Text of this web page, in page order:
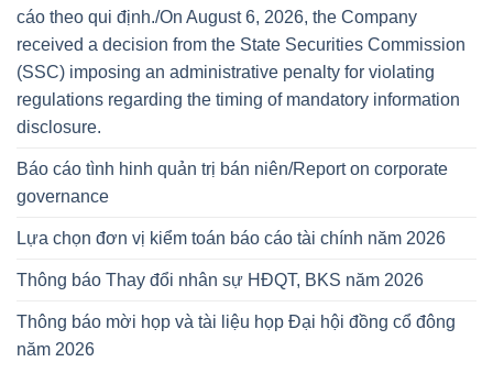
cáo theo qui định./On August 6, 2026, the Company
received a decision from the State Securities Commission
(SSC) imposing an administrative penalty for violating
regulations regarding the timing of mandatory information
disclosure.
Báo cáo tình hinh quản trị bán niên/Report on corporate
governance
Lựa chọn đơn vị kiểm toán báo cáo tài chính năm 2026
Thông báo Thay đổi nhân sự HĐQT, BKS năm 2026
Thông báo mời họp và tài liệu họp Đại hội đồng cổ đông
năm 2026